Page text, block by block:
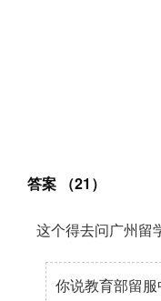
答案 （21）
这个得去问广州留
你说教育部留